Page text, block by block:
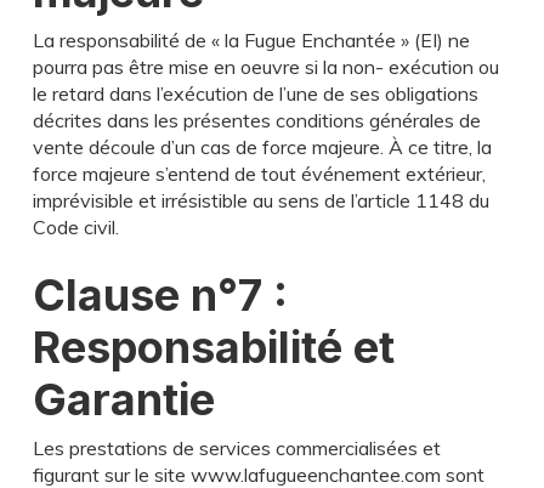
La responsabilité de « la Fugue Enchantée » (EI) ne
pourra pas être mise en oeuvre si la non- exécution ou
le retard dans l’exécution de l’une de ses obligations
décrites dans les présentes conditions générales de
vente découle d’un cas de force majeure. À ce titre, la
force majeure s’entend de tout événement extérieur,
imprévisible et irrésistible au sens de l’article 1148 du
Code civil.
Clause n°7 :
Responsabilité et
Garantie
Les prestations de services commercialisées et
figurant sur le site www.lafugueenchantee.com sont